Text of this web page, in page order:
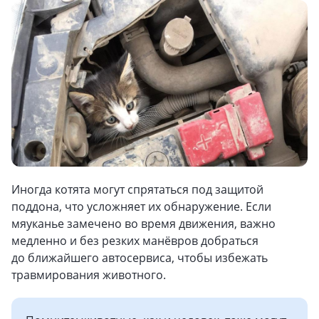
Иногда котята могут спрятаться под защитой
поддона, что усложняет их обнаружение. Если
мяуканье замечено во время движения, важно
медленно и без резких манёвров добраться
до ближайшего автосервиса, чтобы избежать
травмирования животного.